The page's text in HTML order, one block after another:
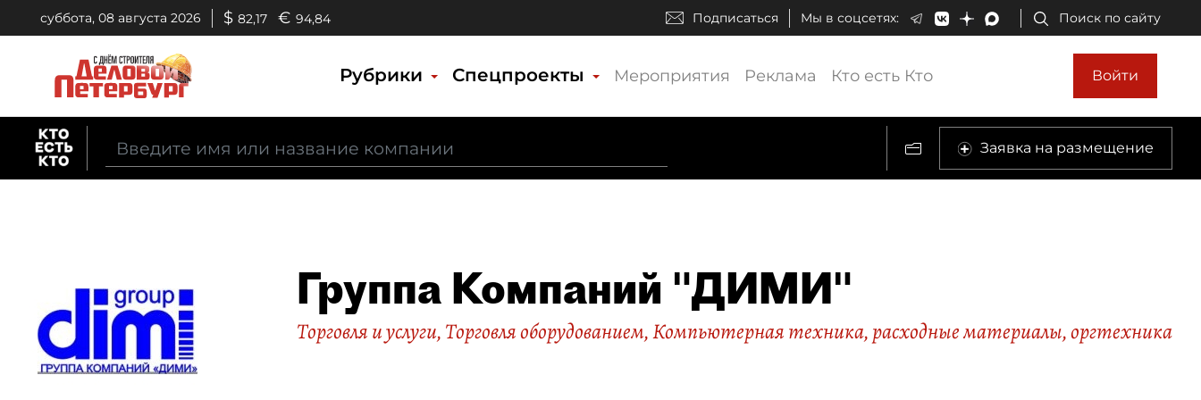
суббота, 08 августа 2026 $ 82,17 € 94,84 Подписаться Мы в соцсетях: Поиск по сайту
Рубрики Спецпроекты Мероприятия Реклама Кто есть Кто Войти
Заявка на размещение
Группа Компаний "ДИМИ"
Торговля и услуги,Торговля оборудованием,Компьютерная техника, расходные материалы, оргтехника